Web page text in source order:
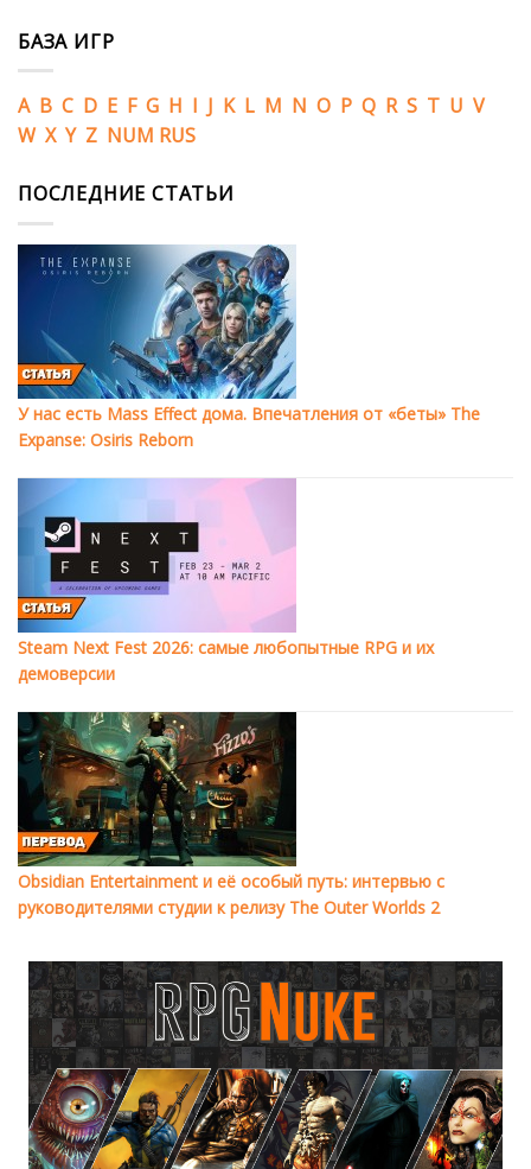
БАЗА ИГР
A B C D E F G H I J K L M N O P Q R S T U V
W X Y Z NUM RUS
ПОСЛЕДНИЕ СТАТЬИ
У нас есть Mass Effect дома. Впечатления от «беты» The
Expanse: Osiris Reborn
Steam Next Fest 2026: самые любопытные RPG и их
демоверсии
Obsidian Entertainment и её особый путь: интервью с
руководителями студии к релизу The Outer Worlds 2